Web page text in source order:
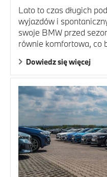
Lato to czas długich
wyjazdów i
swoje BMW przed
równie komfortowa, co
Dowiedz się więcej